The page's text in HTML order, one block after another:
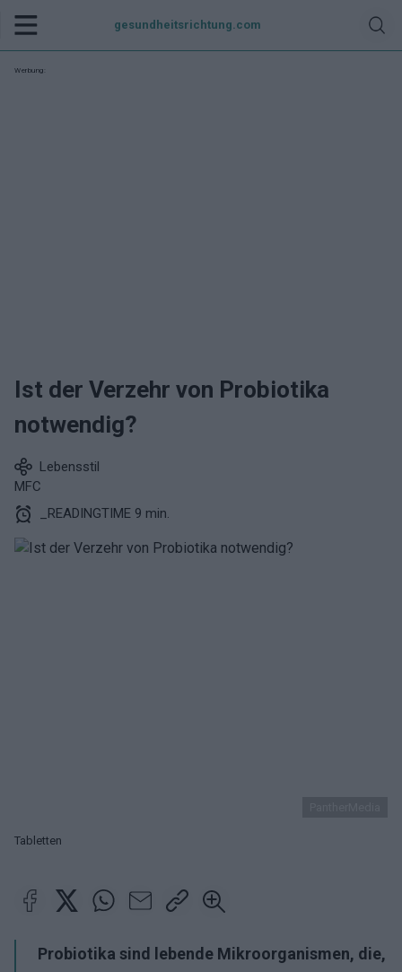
gesundheitsrichtung.com
Werbung:
Ist der Verzehr von Probiotika
notwendig?
Lebensstil
MFC
_READINGTIME 9 min.
Tabletten
Probiotika sind lebende Mikroorganismen, die,